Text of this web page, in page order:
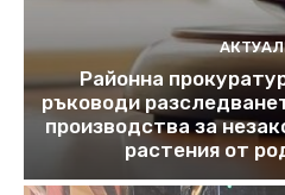
Районна
ръководи
производства за
растения от